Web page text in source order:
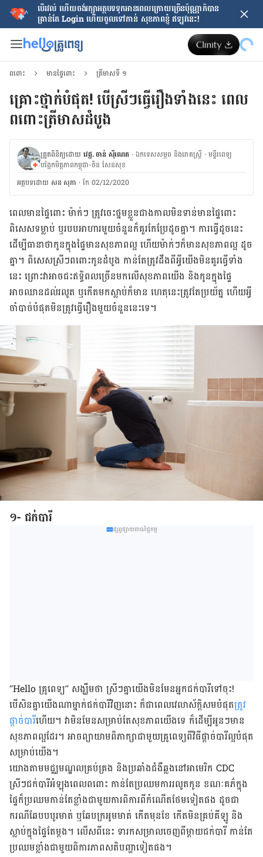
បើរវល់ ហើយចង់​រក្សាអត្ថបទទុកអានពេលក្រោយ​ច្រើនប៉ុណ្ណាក៏បាន
គ្រាន់តែ​ Login ហើយចូលទៅកាន់ សុខភាពខ្ញុំ ឥឡូវនេះ!
ពពោះ មានផ្ទៃពោះ ត្រីមាសទី ១
គ្រោះថ្នាក់បំផុត! បើស្រីៗធ្វើរឿងទាំងនេះ ពេល
ពពោះត្រីមាសដំបូង
ត្រួតពិនិត្យដោយ វេជ្ជ. ចាន់ ស៊ីណេត ·ឯកទេសសម្ភព និងរោគស្ត្រី ·ម​ន្ទីរពេទ្យ
បង្អែកមិត្តភាពកម្ពុជា-ចិន សែនសុខ
អត្ថបទ​ដោយ សន សុភា ·កែ 02/12/2020
ពេល​មាន​ផ្ទៃ​ពោះ ម៉ាក់ៗ ត្រូវចេះ​ថ្នមខ្លួន​ជា​ង​កាល​មិន​ទាន់​មាន​ផ្ទៃពោះ
ពិសេស​ទម្លាប់​ ឬ​របប​អាហារ​មួយ​ចំនួន​ក៏​គួរ​កែ​ប្រែ​ដូច​គ្នា។ ការ​ធ្វើ​ដូច​នេះ
ដើម្បីធានា​ថាកូន​ក្នុង​ផ្ទៃ​មាន​សុខភាព​ល្អ ហើយ​ម៉ាក់ៗ​ក៏មាន​សុខភាព​ល្អ ដូច​
គ្នា។​ ពិសេស​​ស្រីៗពពោះកូនដំបូង​ កាន់តែ​ត្រូវ​ដឹង​ពីអ្វីយើងមិនគួរធ្វើទាំង
នេះ​ ព្រោះ​វា​អាច​ជះឥទ្ធិពលច្រើន​មក​លើ​សុខភាព​យើង​ និង​កូនក្នុងផ្ទៃ
អាចឈានដល់រលូត ឬកើតមកស្លាប់ក៏មាន ហេតុនេះត្រូវតែប្រយ័ត្ន ហើយ​អ្វី​
ចាំ​បាច់បំផុត​មិន​ត្រូវ​ធ្វើ​រឿង​មួយ​ចំនួន​នេះទេ​។
១- ជក់បារី
ផ្សព្វផ្សាយពាណិជ្ជកម្ម
“Hello គ្រូពេទ្យ” សង្ឃឹមថា ស្រីៗគ្នាយើងមិនមែនអ្នកជក់បារីទៅចុះ!
បើសិនគ្នាយើងណាម្នាក់ជក់បារីវិញនោះ ក៏ជាពេលវេលាស័ក្ដិសមបំផុតត្រូវ
ផ្តាច់បារីហើយ។ វាមិនមែនសម្រាប់តែ​សុខភាពយើងទេ ក៏ដើម្បីអូនៗមាន
សុខភាពល្អដែរ។ អាច​ព្យាយាមពិភាក្សា​ជាមួយ​គ្រូពេទ្យពី​វិធី​ផ្តាច់​បារី​ល្អបំផុត​
សម្រាប់​យើង។​
យោងតាមមជ្ឈមណ្ឌលគ្រប់គ្រង និងប្រឆាំងជំងឺឆ្លងនៅអាមេរិក CDC
ស្រីៗជក់បារីអំឡុងពេលពពោះ កាន់​តែ​​ប្រឈម​​ការរលូត​កូន​ ខណៈគភ៌ក្នុង
ផ្ទៃក៏ប្រឈមកាន់តែខ្លាំងជាមួយការពិការពីកំណើត​ថែម​ទៀតផង​ ដូចជា
ករណី​ឆែប​បបូរមាត់ ឬឆែបក្រអូមមាត់ កើតមុនខែ កើតមិនគ្រប់គីឡូ និង
ស្លាប់ក្នុងផ្ទៃតែម្តង។ លើសពីនេះ ទារកសម្រាលចេញ​ពីម្តាយ​ជក់បារី កាន់​តែ
ប្រឈម​ខ្លាំង​ជាមួយ​ពិការ​ភាពសតិបញ្ហា​ទៀត​ផង។